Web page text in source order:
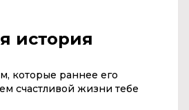
история
которые раннее его
счастливой жизни тебе